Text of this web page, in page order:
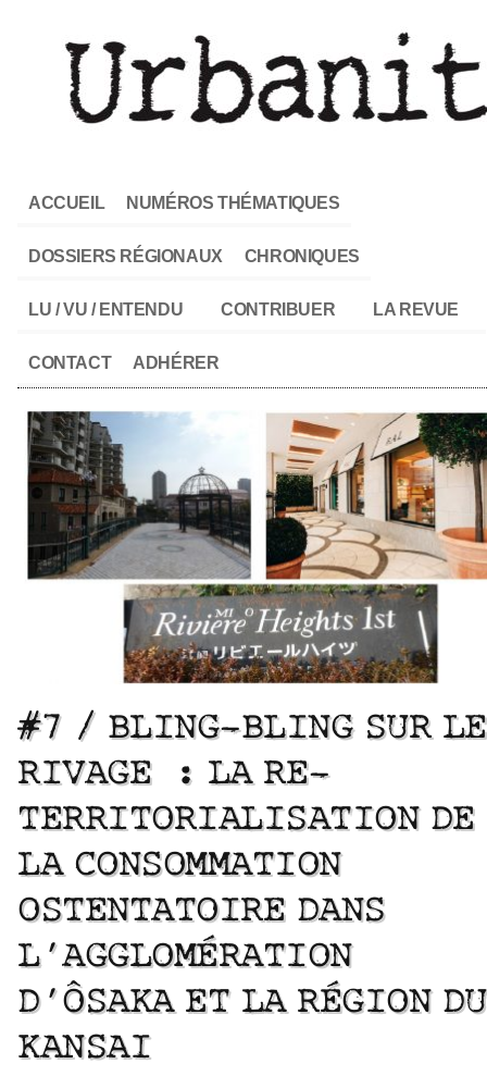
ACCUEIL NUMÉROS THÉMATIQUES
DOSSIERS RÉGIONAUX CHRONIQUES
LU / VU / ENTENDU CONTRIBUER LA REVUE
CONTACT ADHÉRER
#7 / BLING-BLING SUR LE
RIVAGE : LA RE-
TERRITORIALISATION DE
LA CONSOMMATION
OSTENTATOIRE DANS
L’AGGLOMÉRATION
D’ÔSAKA ET LA RÉGION DU
KANSAI